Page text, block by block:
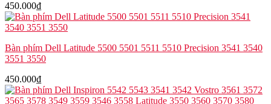
5550
5560
5570
số
450.000₫
Bàn phím Dell Latitude 5500 5501 5511 5510 Precision 3541 3540
3551 3550
450.000₫